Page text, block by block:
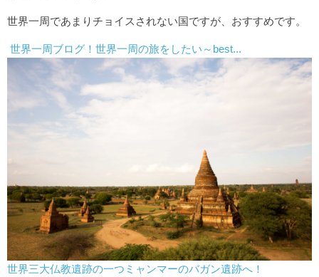
世界一周であまりチョイスされない国ですが、おすすめです。
世界一周ブログ！世界一周の旅をしたい～best...
世界三大仏教遺跡の一つミャンマーのバガン遺跡へ！